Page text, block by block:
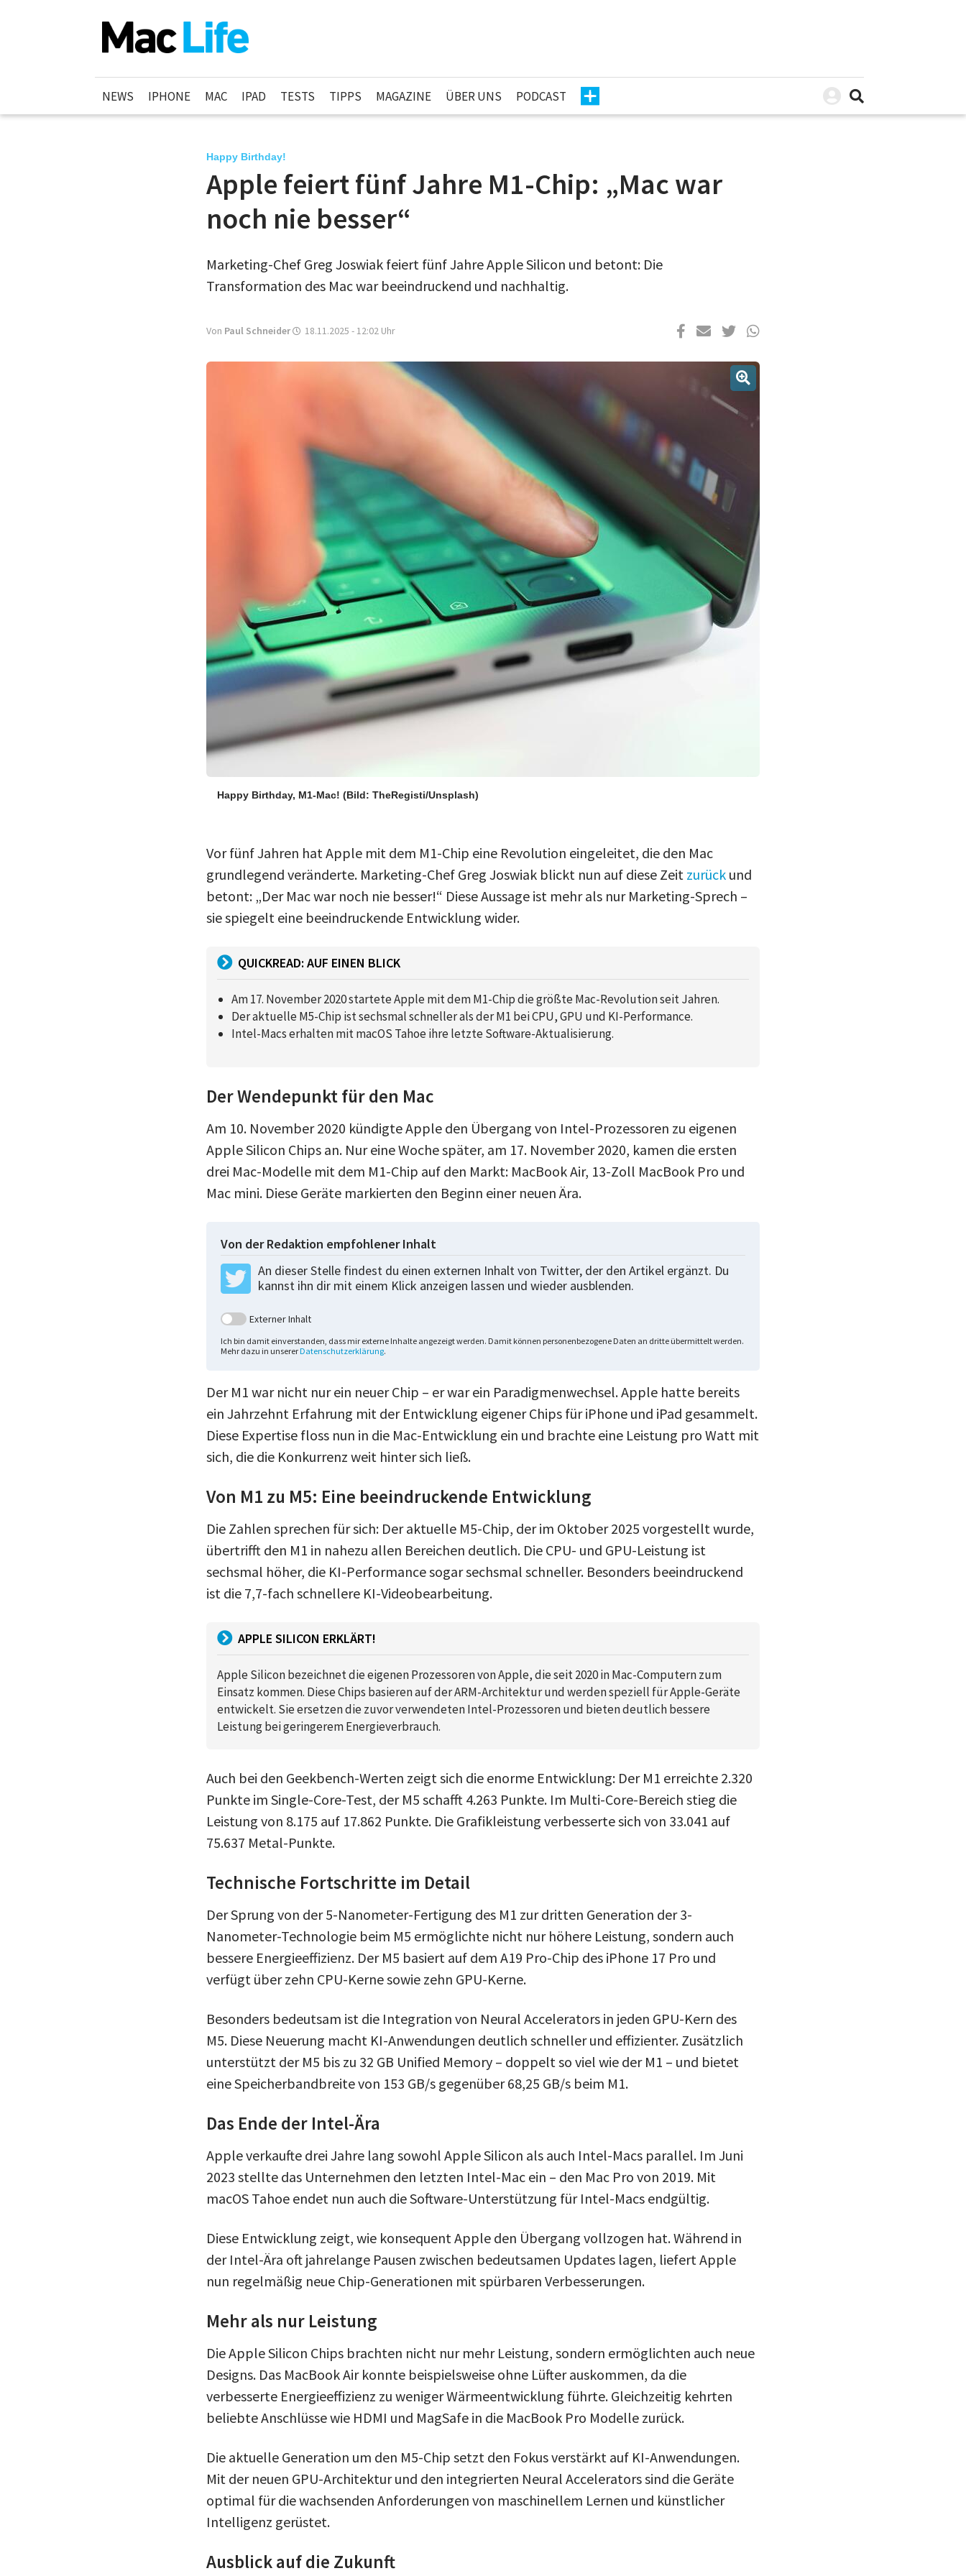
NEWS IPHONE MAC IPAD TESTS TIPPS MAGAZINE ÜBER UNS PODCAST
Happy Birthday!
Apple feiert fünf Jahre M1-Chip: „Mac war
noch nie besser“
Marketing-Chef Greg Joswiak feiert fünf Jahre Apple Silicon und betont: Die
Transformation des Mac war beeindruckend und nachhaltig.
Von Paul Schneider 18.11.2025 - 12:02 Uhr
Happy Birthday, M1-Mac! (Bild: TheRegisti/Unsplash)
Vor fünf Jahren hat Apple mit dem M1-Chip eine Revolution eingeleitet, die den Mac
grundlegend veränderte. Marketing-Chef Greg Joswiak blickt nun auf diese Zeit zurück und
betont: „Der Mac war noch nie besser!“ Diese Aussage ist mehr als nur Marketing-Sprech –
sie spiegelt eine beeindruckende Entwicklung wider.
QUICKREAD: AUF EINEN BLICK
Am 17. November 2020 startete Apple mit dem M1-Chip die größte Mac-Revolution seit Jahren.
Der aktuelle M5-Chip ist sechsmal schneller als der M1 bei CPU, GPU und KI-Performance.
Intel-Macs erhalten mit macOS Tahoe ihre letzte Software-Aktualisierung.
Der Wendepunkt für den Mac
Am 10. November 2020 kündigte Apple den Übergang von Intel-Prozessoren zu eigenen
Apple Silicon Chips an. Nur eine Woche später, am 17. November 2020, kamen die ersten
drei Mac-Modelle mit dem M1-Chip auf den Markt: MacBook Air, 13-Zoll MacBook Pro und
Mac mini. Diese Geräte markierten den Beginn einer neuen Ära.
Von der Redaktion empfohlener Inhalt
An dieser Stelle findest du einen externen Inhalt von Twitter, der den Artikel ergänzt. Du
kannst ihn dir mit einem Klick anzeigen lassen und wieder ausblenden.
Externer Inhalt
Ich bin damit einverstanden, dass mir externe Inhalte angezeigt werden. Damit können personenbezogene Daten an dritte übermittelt werden.
Mehr dazu in unserer Datenschutzerklärung.
Der M1 war nicht nur ein neuer Chip – er war ein Paradigmenwechsel. Apple hatte bereits
ein Jahrzehnt Erfahrung mit der Entwicklung eigener Chips für iPhone und iPad gesammelt.
Diese Expertise floss nun in die Mac-Entwicklung ein und brachte eine Leistung pro Watt mit
sich, die die Konkurrenz weit hinter sich ließ.
Von M1 zu M5: Eine beeindruckende Entwicklung
Die Zahlen sprechen für sich: Der aktuelle M5-Chip, der im Oktober 2025 vorgestellt wurde,
übertrifft den M1 in nahezu allen Bereichen deutlich. Die CPU- und GPU-Leistung ist
sechsmal höher, die KI-Performance sogar sechsmal schneller. Besonders beeindruckend
ist die 7,7-fach schnellere KI-Videobearbeitung.
APPLE SILICON ERKLÄRT!
Apple Silicon bezeichnet die eigenen Prozessoren von Apple, die seit 2020 in Mac-Computern zum
Einsatz kommen. Diese Chips basieren auf der ARM-Architektur und werden speziell für Apple-Geräte
entwickelt. Sie ersetzen die zuvor verwendeten Intel-Prozessoren und bieten deutlich bessere
Leistung bei geringerem Energieverbrauch.
Auch bei den Geekbench-Werten zeigt sich die enorme Entwicklung: Der M1 erreichte 2.320
Punkte im Single-Core-Test, der M5 schafft 4.263 Punkte. Im Multi-Core-Bereich stieg die
Leistung von 8.175 auf 17.862 Punkte. Die Grafikleistung verbesserte sich von 33.041 auf
75.637 Metal-Punkte.
Technische Fortschritte im Detail
Der Sprung von der 5-Nanometer-Fertigung des M1 zur dritten Generation der 3-
Nanometer-Technologie beim M5 ermöglichte nicht nur höhere Leistung, sondern auch
bessere Energieeffizienz. Der M5 basiert auf dem A19 Pro-Chip des iPhone 17 Pro und
verfügt über zehn CPU-Kerne sowie zehn GPU-Kerne.
Besonders bedeutsam ist die Integration von Neural Accelerators in jeden GPU-Kern des
M5. Diese Neuerung macht KI-Anwendungen deutlich schneller und effizienter. Zusätzlich
unterstützt der M5 bis zu 32 GB Unified Memory – doppelt so viel wie der M1 – und bietet
eine Speicherbandbreite von 153 GB/s gegenüber 68,25 GB/s beim M1.
Das Ende der Intel-Ära
Apple verkaufte drei Jahre lang sowohl Apple Silicon als auch Intel-Macs parallel. Im Juni
2023 stellte das Unternehmen den letzten Intel-Mac ein – den Mac Pro von 2019. Mit
macOS Tahoe endet nun auch die Software-Unterstützung für Intel-Macs endgültig.
Diese Entwicklung zeigt, wie konsequent Apple den Übergang vollzogen hat. Während in
der Intel-Ära oft jahrelange Pausen zwischen bedeutsamen Updates lagen, liefert Apple
nun regelmäßig neue Chip-Generationen mit spürbaren Verbesserungen.
Mehr als nur Leistung
Die Apple Silicon Chips brachten nicht nur mehr Leistung, sondern ermöglichten auch neue
Designs. Das MacBook Air konnte beispielsweise ohne Lüfter auskommen, da die
verbesserte Energieeffizienz zu weniger Wärmeentwicklung führte. Gleichzeitig kehrten
beliebte Anschlüsse wie HDMI und MagSafe in die MacBook Pro Modelle zurück.
Die aktuelle Generation um den M5-Chip setzt den Fokus verstärkt auf KI-Anwendungen.
Mit der neuen GPU-Architektur und den integrierten Neural Accelerators sind die Geräte
optimal für die wachsenden Anforderungen von maschinellem Lernen und künstlicher
Intelligenz gerüstet.
Ausblick auf die Zukunft